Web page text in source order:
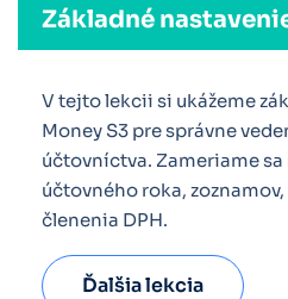
Základné
V tejto lekcii si ukážeme
Money S3 pre správne
účtovníctva. Zameriame
účtovného roka,
členenia DPH.
Ďalšia lekcia